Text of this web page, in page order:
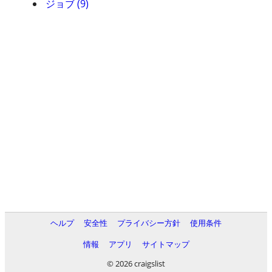
ジョブ (9)
ヘルプ 安全性 プライバシー方針
使用条件
情報
アプリ
サイトマップ
© 2026 craigslist